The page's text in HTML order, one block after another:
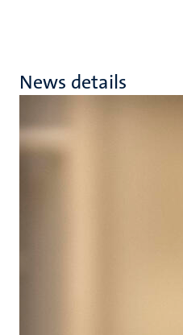
News details